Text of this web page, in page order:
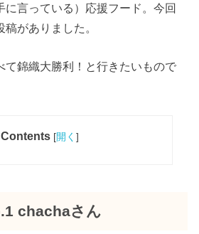
に言っている）応援フード。今回
がありました。
て錦織大勝利！と行きたいもので
Contents [開く ]
chachaさん